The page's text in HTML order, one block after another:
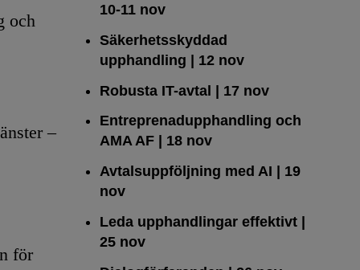
och
–
för
10-11 nov
Säkerhetsskyddad
upphandling | 12 nov
Robusta IT-avtal | 17 nov
Entreprenadupphandling och
AMA AF | 18 nov
Avtalsuppföljning med AI | 19
nov
Leda upphandlingar effektivt |
25 nov